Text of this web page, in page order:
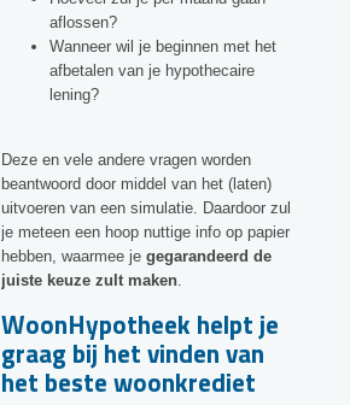
aflossen?
Wanneer wil je beginnen met het
afbetalen van je hypothecaire
lening?
Deze en vele andere vragen worden
beantwoord door middel van het (laten)
uitvoeren van een simulatie. Daardoor zul
je meteen een hoop nuttige info op papier
hebben, waarmee je gegarandeerd de
juiste keuze zult maken.
WoonHypotheek helpt je
graag bij het vinden van
het beste woonkrediet